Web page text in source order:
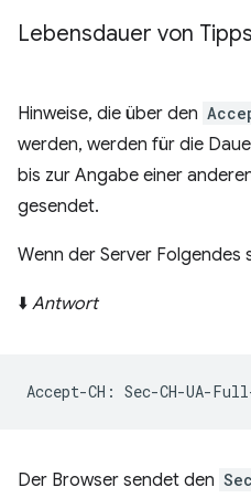
Lebensdauer von
Hinweise, die über den
werden, werden für die
bis zur Angabe einer
gesendet.
Wenn der Server Folgendes
⬇️ Antwort
Der Browser sendet den